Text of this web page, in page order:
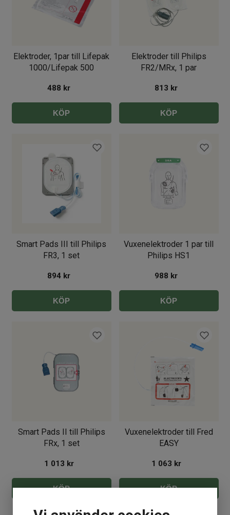
Elektroder, 1par till Lifepak
1000/Lifepak 500
488 kr
KÖP
Elektroder till Philips
FR2/MRx, 1 par
813 kr
KÖP
Smart Pads III till Philips
FR3, 1 set
894 kr
KÖP
Vuxenelektroder 1 par till
Philips HS1
988 kr
KÖP
Smart Pads II till Philips
FRx, 1 set
1 013 kr
KÖP
Vuxenelektroder till Fred
EASY
1 063 kr
KÖP